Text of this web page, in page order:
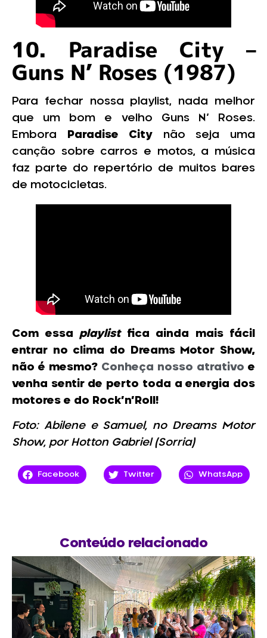
10. Paradise City –
Guns N’ Roses (1987)
Para fechar nossa playlist, nada melhor
que um bom e velho Guns N’ Roses.
Embora
Paradise City não seja uma
canção sobre carros e motos, a música
faz parte do repertório de muitos bares
de motocicletas.
Com essa playlist fica ainda mais fácil
entrar no clima do Dreams Motor Show,
não é mesmo? Conheça nosso atrativo e
venha sentir de perto toda a energia dos
motores e do Rock’n’Roll!
Foto: Abilene e Samuel, no Dreams Motor
Show, por Hotton Gabriel (Sorria)
Facebook Twitter WhatsApp
Conteúdo relacionado